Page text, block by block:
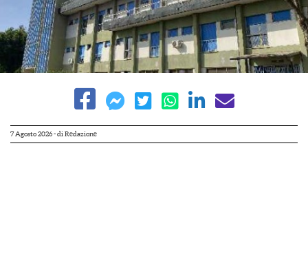
7 Agosto 2026- di Redazione